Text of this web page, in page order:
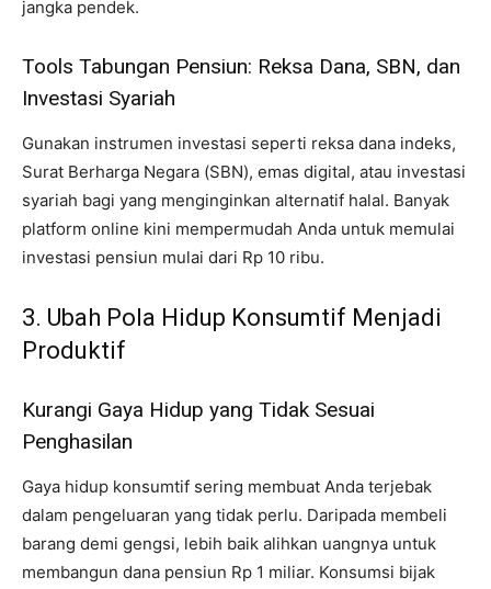
jangka pendek.
Tools Tabungan Pensiun: Reksa Dana, SBN, dan
Investasi Syariah
Gunakan instrumen investasi seperti reksa dana indeks,
Surat Berharga Negara (SBN), emas digital, atau investasi
syariah bagi yang menginginkan alternatif halal. Banyak
platform online kini mempermudah Anda untuk memulai
investasi pensiun mulai dari Rp 10 ribu.
3. Ubah Pola Hidup Konsumtif Menjadi
Produktif
Kurangi Gaya Hidup yang Tidak Sesuai
Penghasilan
Gaya hidup konsumtif sering membuat Anda terjebak
dalam pengeluaran yang tidak perlu. Daripada membeli
barang demi gengsi, lebih baik alihkan uangnya untuk
membangun dana pensiun Rp 1 miliar. Konsumsi bijak